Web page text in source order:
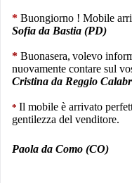
* Buongiorno ! Mobile
Sofia da Bastia (PD)
* Buonasera, volevo
nuovamente contare sul
Cristina da Reggio
* Il mobile è arrivato
gentilezza del venditore.
Paola da Como (CO)